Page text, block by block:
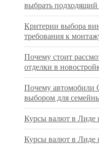
выбрать
Критерии выбора
требования к
Почему стоит
отделки в
Почему автомобили
выбором для
Курсы валют в Лиде
Курсы валют в Лиде